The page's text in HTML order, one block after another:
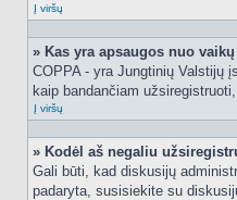
Į viršų
» Kas yra apsaugos nuo
COPPA - yra Jungtinių Valstijų
kaip bandančiam
Į viršų
» Kodėl aš negaliu
Gali būti, kad diskusijų
padaryta, susisiekite su